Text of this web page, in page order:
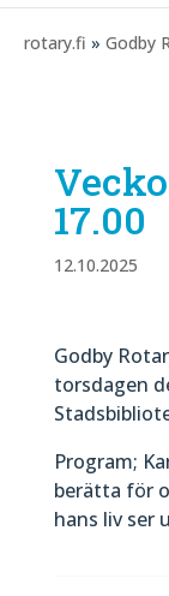
rotary.fi » Godby
17.00
12.10.2025
Godby
torsdagen
Program;
berätta för
hans liv ser